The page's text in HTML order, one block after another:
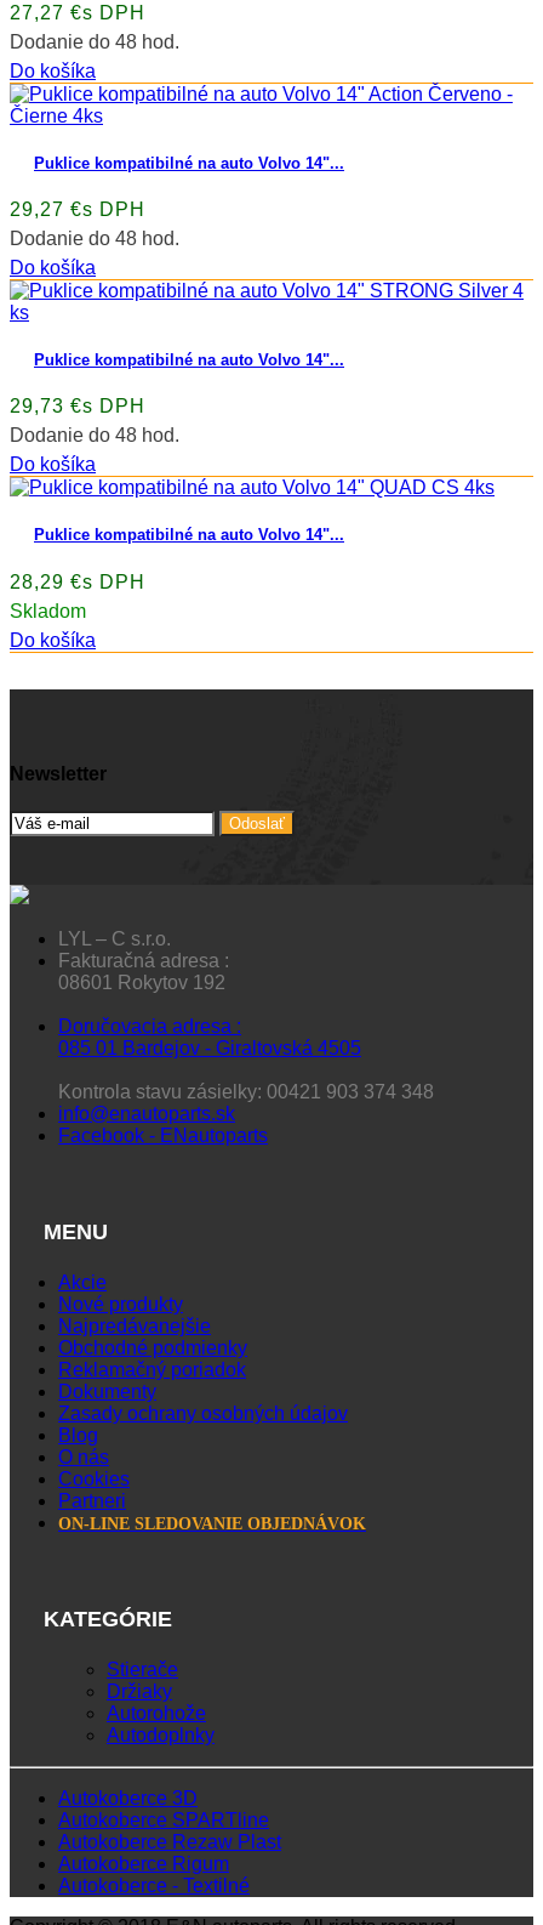
27,27 €s DPH
Dodanie do 48 hod.
Do košíka
Puklice kompatibilné na auto Volvo 14"...
29,27 €s DPH
Dodanie do 48 hod.
Do košíka
Puklice kompatibilné na auto Volvo 14"...
29,73 €s DPH
Dodanie do 48 hod.
Do košíka
Puklice kompatibilné na auto Volvo 14"...
28,29 €s DPH
Skladom
Do košíka
Newsletter
Odoslať
LYL – C s.r.o.
Fakturačná adresa :
08601 Rokytov 192
Doručovacia adresa :
085 01 Bardejov - Giraltovská 4505
Kontrola stavu zásielky: 00421 903 374 348
info@enautoparts.sk
Facebook - ENautoparts
MENU
Akcie
Nové produkty
Najpredávanejšie
Obchodné podmienky
Reklamačný poriadok
Dokumenty
Zasady ochrany osobných údajov
Blog
O nás
Cookies
Partneri
ON-LINE SLEDOVANIE OBJEDNÁVOK
KATEGÓRIE
Stierače
Držiaky
Autorohože
Autodoplnky
Autokoberce 3D
Autokoberce SPARTline
Autokoberce Rezaw Plast
Autokoberce Rigum
Autokoberce - Textilné